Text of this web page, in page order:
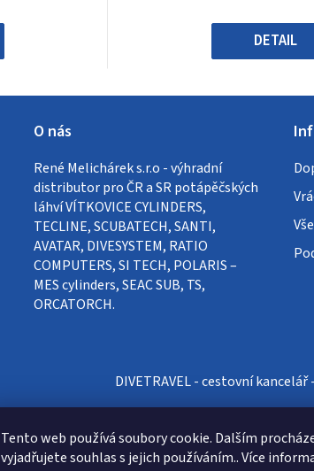
Tento web používá soubory cookie. Dalším
vyjadřujete souhlas s jejich používáním.. Více
DETAIL
O nás
René Melichárek s.r.o - výhradní
distributor pro ČR a SR potápěčských
láhví VÍTKOVICE CYLINDERS,
TECLINE, SCUBATECH, SANTI,
AVATAR, DIVESYSTEM, RATIO
COMPUTERS, SI TECH, POLARIS –
MES cylinders, SEAC SUB, TS,
ORCATORCH.
DIVETRAVEL - cestovní